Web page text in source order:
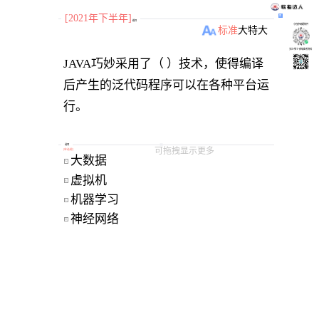
[2021年下半年] 题目
标准大特大
JAVA巧妙采用了（ ）技术，使得编译
后产生的泛代码程序可以在各种平台运
行。
可拖拽显示更多
选项
单选题
A 大数据
B 虚拟机
C 机器学习
D 神经网络
小程序刷题软件
关注“柴丁”获取备考资料